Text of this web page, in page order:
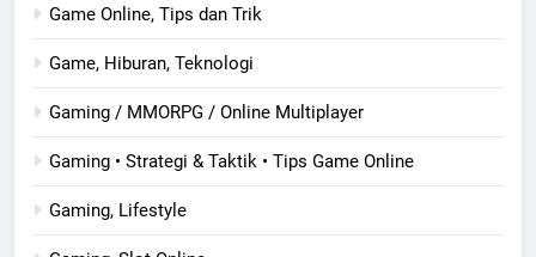
Game Online, Tips dan Trik
Game, Hiburan, Teknologi
Gaming / MMORPG / Online Multiplayer
Gaming • Strategi & Taktik • Tips Game Online
Gaming, Lifestyle